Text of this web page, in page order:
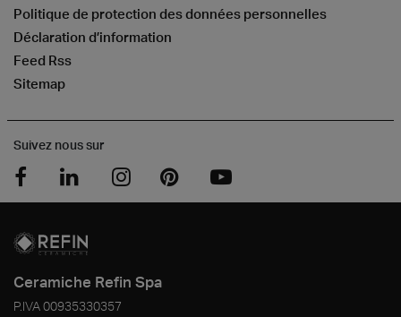
Politique de protection des données personnelles
Déclaration d’information
Feed Rss
Sitemap
Suivez nous sur
Ceramiche Refin Spa
P.IVA00935330357